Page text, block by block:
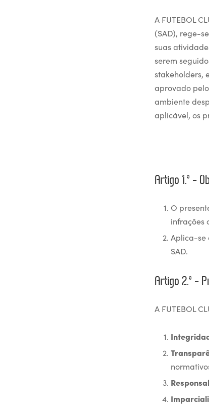
A FUTEBOL
(SAD), rege-
suas
serem
stakeholders,
aprovado
ambiente
aplicável, os
Artigo 1.º –
O
infrações
Aplica-se
SAD.
Artigo 2.º –
A FUTEBOL